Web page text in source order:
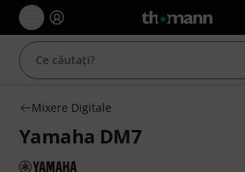
Mixere Digitale
Yamaha DM7